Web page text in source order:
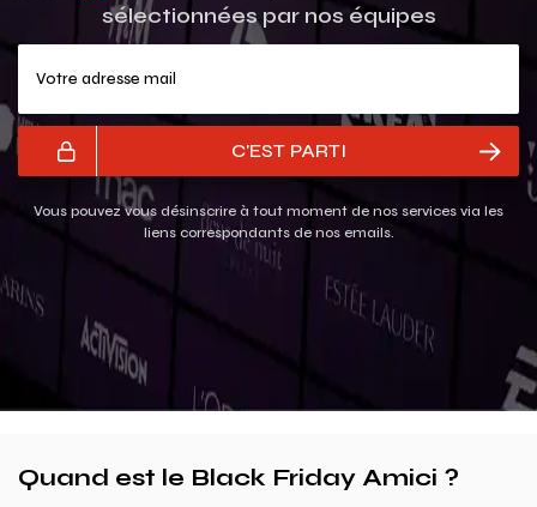
sélectionnées par nos équipes
C'EST PARTI
Vous pouvez vous désinscrire à tout moment de nos services via les
liens correspondants de nos emails.
Quand est le Black Friday Amici ?